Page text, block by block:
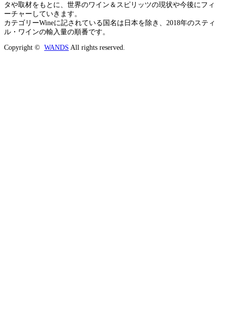
タや取材をもとに、世界のワイン＆スピリッツの現状や今後にフィ
ーチャーしていきます。
カテゴリーWineに記されている国名は日本を除き、2018年のスティ
ル・ワインの輸入量の順番です。
Copyright © WANDS All rights reserved.